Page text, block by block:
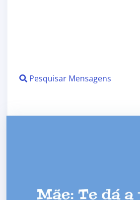
Pesquisar Mensagens